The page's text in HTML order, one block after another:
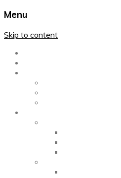
Menu
Skip to content